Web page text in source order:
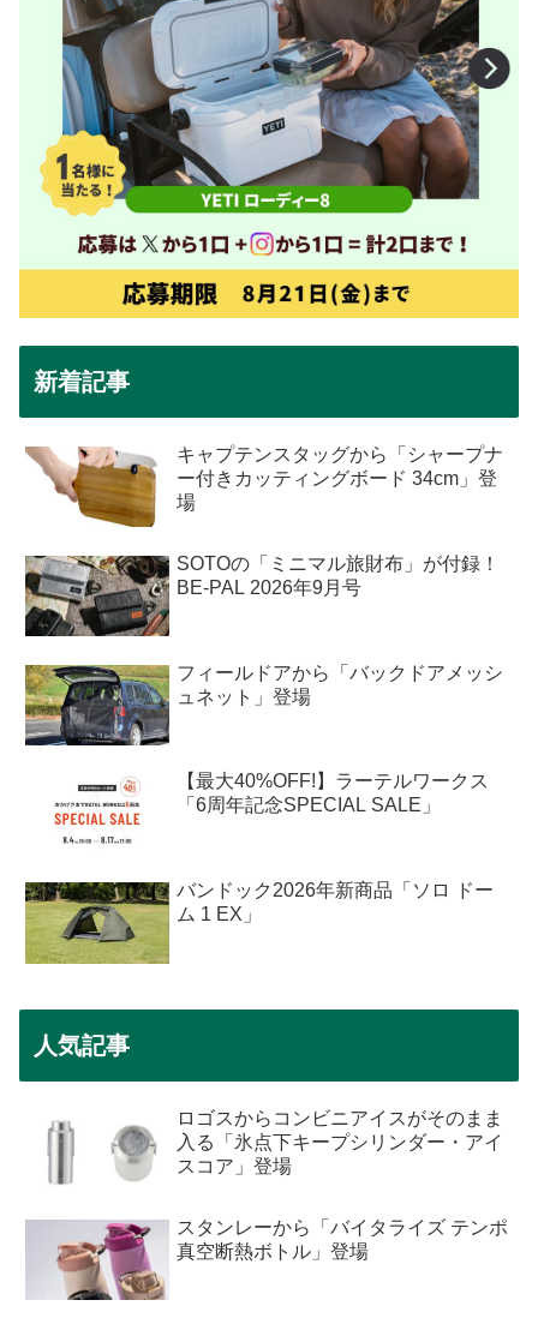
新着記事
キャプテンスタッグから「シャープナ
ー付きカッティングボード 34cm」登
場
SOTOの「ミニマル旅財布」が付録！
BE-PAL 2026年9月号
フィールドアから「バックドアメッシ
ュネット」登場
【最大40%OFF!】ラーテルワークス
「6周年記念SPECIAL SALE」
バンドック2026年新商品「ソロ ドー
ム 1 EX」
人気記事
ロゴスからコンビニアイスがそのまま
入る「氷点下キープシリンダー・アイ
スコア」登場
スタンレーから「バイタライズ テンポ
真空断熱ボトル」登場